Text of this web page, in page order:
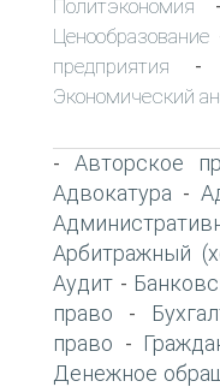
Политэкономия
Ценообразование
предприятия -
Экономический
-Авторское
Адвокатура -
Арбитражный
Аудит -
право -
право -
Денежное